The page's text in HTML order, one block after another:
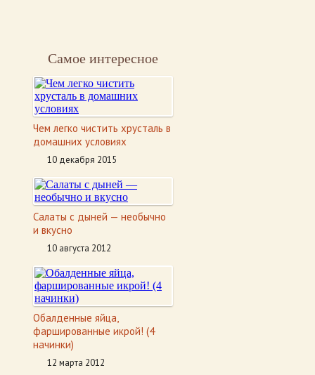
Самое интересное
Чем легко чистить хрусталь в
домашних условиях
10 декабря 2015
Салаты с дыней — необычно
и вкусно
10 августа 2012
Обалденные яйца,
фаршированные икрой! (4
начинки)
12 марта 2012